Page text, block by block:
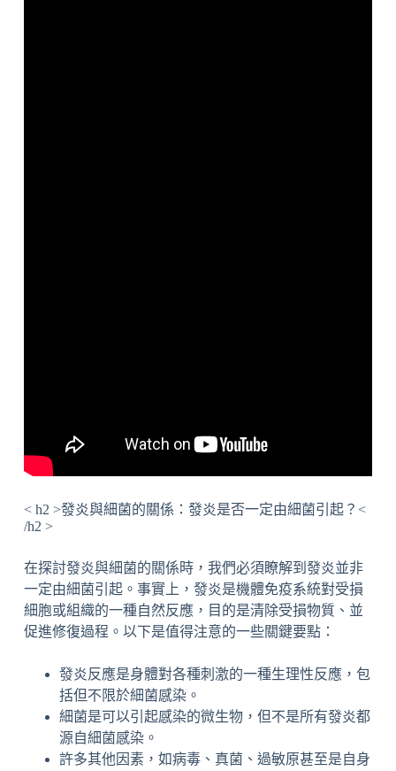
< h2 >發炎與細菌的關係：發炎是否一定由細菌引起？<
/h2 >
在探討發炎與細菌的關係時，我們必須瞭解到發炎並非
一定由細菌引起。事實上，發炎是機體免疫系統對受損
細胞或組織的一種自然反應，目的是清除受損物質、並
促進修復過程。以下是值得注意的一些關鍵要點：
發炎反應是身體對各種刺激的一種生理性反應，包
括但不限於細菌感染。
細菌是可以引起感染的微生物，但不是所有發炎都
源自細菌感染。
許多其他因素，如病毒、真菌、過敏原甚至是自身